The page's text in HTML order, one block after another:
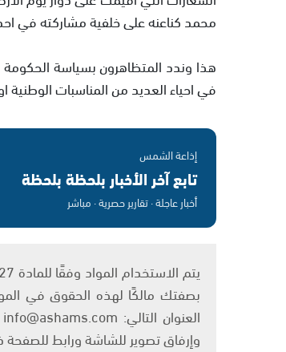
محمد كناعنه على خلفية مشاركته في
هذا وندد المتظاهرون بسياسة
في احياء العديد من المناسبات الوطنية
إذاعة الشمس
تابع آخر الأخبار بلحظة بلحظة
أخبار عاجلة · تقارير حصرية · مباشر
بصفتك مالكًا لهذه الحقوق في
وإرفاق تصوير للشاشة ورابط